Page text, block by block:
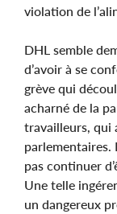
violation de
DHL semble
d’avoir à se
grève qui
acharné de la
travailleurs, qui
parlementaires.
pas continuer
Une telle
un dangereux